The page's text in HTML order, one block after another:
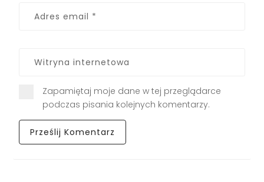
Zapamiętaj moje dane w tej przeglądarce
podczas pisania kolejnych komentarzy.